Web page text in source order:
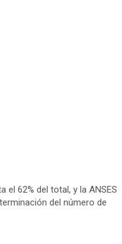
el 62% del total, y la ANSES
del número de